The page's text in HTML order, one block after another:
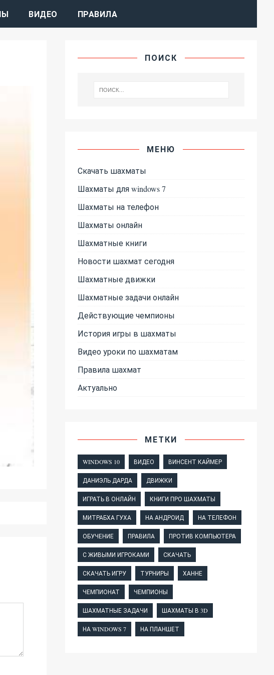
ВИДЕО ПРАВИЛА
ПОИСК
МЕНЮ
Скачать шахматы
Шахматы для windows 7
Шахматы на телефон
Шахматы онлайн
Шахматные книги
Новости шахмат сегодня
Шахматные движки
Шахматные задачи онлайн
Действующие чемпионы
История игры в шахматы
Видео уроки по шахматам
Правила шахмат
Актуально
МЕТКИ
WINDOWS 10 ВИДЕО ВИНСЕНТ КАЙМЕР
ДАНИЭЛЬ ДАРДА ДВИЖКИ
ИГРАТЬ В ОНЛАЙН КНИГИ ПРО ШАХМАТЫ
МИТРАБХА ГУХА НА АНДРОИД НА ТЕЛЕФОН
ОБУЧЕНИЕ ПРАВИЛА ПРОТИВ КОМПЬЮТЕРА
С ЖИВЫМИ ИГРОКАМИ СКАЧАТЬ
СКАЧАТЬ ИГРУ ТУРНИРЫ ХАННЕ
ЧЕМПИОНАТ ЧЕМПИОНЫ
ШАХМАТНЫЕ ЗАДАЧИ ШАХМАТЫ В 3D
НА WINDOWS 7 НА ПЛАНШЕТ